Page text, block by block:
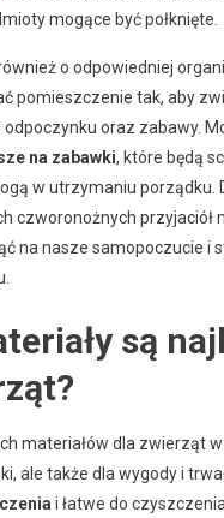
mogące być połknięte.
o odpowiedniej
pomieszczenie tak, aby
odpoczynku oraz zabawy.
na zabawki, które będą
w utrzymaniu porządku.
czworonożnych przyjaciół
na nasze samopoczucie i
są
materiałów dla zwierząt
ale także dla wygody i
i łatwe do